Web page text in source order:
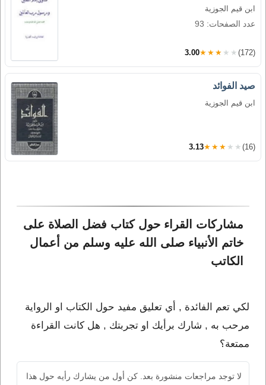
ابن قيم الجوزية
عدد الصفحات: 93
3.00★★★★★ (172)
صيد الفوائد
ابن قيم الجوزية
3.13★★★★★ (16)
مشاركات القراء حول كتاب فضل الصلاة على
خاتم الأنبياء صلى الله عليه وسلم من أعمال
الكاتب
لكي تعم الفائدة , أي تعليق مفيد حول الكتاب او الرواية
مرحب به , شارك برأيك او تجربتك , هل كانت القراءة
ممتعة؟
لا توجد مراجعات منشورة بعد. كن أول من يشارك رأيه حول هذا